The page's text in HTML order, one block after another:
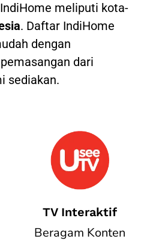
meliputi kota-
. Daftar IndiHome
dengan
dari
sediakan.
TV Interaktif
Beragam Konten